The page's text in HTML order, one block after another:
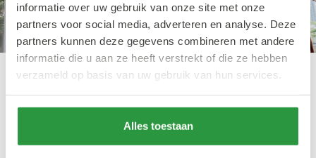
informatie over uw gebruik van onze site met onze
partners voor social media, adverteren en analyse. Deze
partners kunnen deze gegevens combineren met andere
informatie die u aan ze heeft verstrekt of die ze hebben
verzameld op basis van uw gebruik van hun services.
Alles toestaan
De terrassen in MaHo
Wat betreft eten is er voor ieder wat wils in